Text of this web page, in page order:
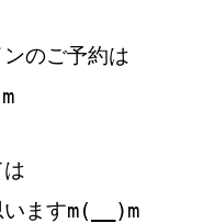
のご予約は
ますm(__)m